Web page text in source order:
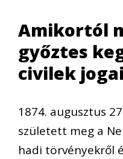
Amikortól
győztes
civilek jogai
1874. augusztus
született meg a
hadi törvényekről